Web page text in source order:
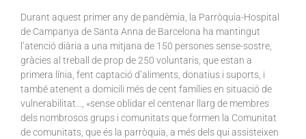
Durant aquest primer any de pandèmia, la Parròquia-Hospital
de Campanya de Santa Anna de Barcelona ha mantingut
l’atenció diària a una mitjana de 150 persones sense-sostre,
gràcies al treball de prop de 250 voluntaris, que estan a
primera línia, fent captació d’aliments, donatius i suports, i
també atenent a domicili més de cent famílies en situació de
vulnerabilitat…, «sense oblidar el centenar llarg de membres
dels nombrosos grups i comunitats que formen la Comunitat
de comunitats, que és la parròquia, a més dels qui assisteixen